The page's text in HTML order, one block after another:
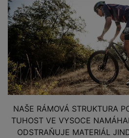
NAŠE RÁMOVÁ STRUKTURA
TUHOST VE VYSOCE
ODSTRAŇUJE MATERIÁL